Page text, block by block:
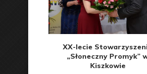
XX-lecie
„Słoneczny Promyk”
Kiszkowie